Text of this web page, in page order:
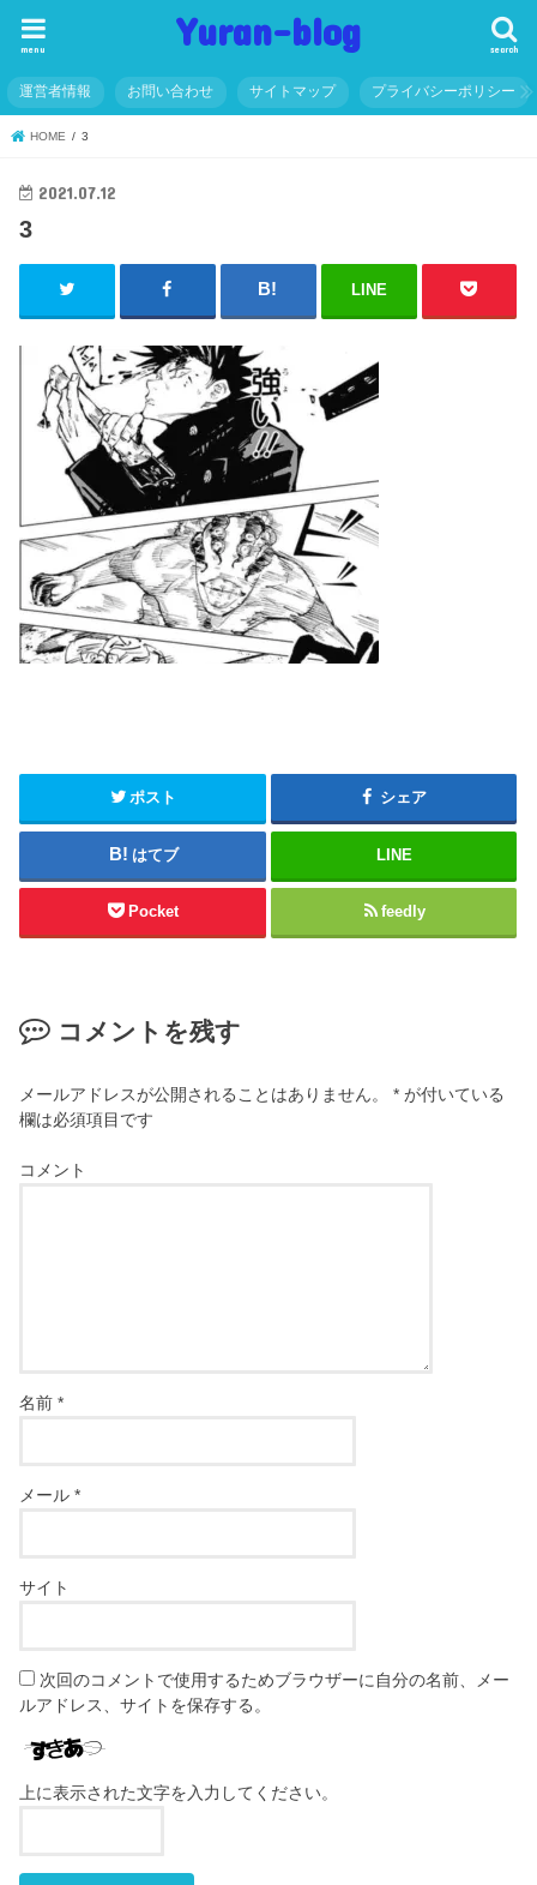
Yuran-blog search
menu
運営者情報 お問い合わせ サイトマップ プライバシーポリシー
HOME 3
2021.07.12
3
LINE
ポスト シェア
はてブ LINE
Pocket feedly
コメントを残す
メールアドレスが公開されることはありません。 * が付いている
欄は必須項目です
コメント
名前*
メール*
サイト
次回のコメントで使用するためブラウザーに自分の名前、メー
ルアドレス、サイトを保存する。
上に表示された文字を入力してください。